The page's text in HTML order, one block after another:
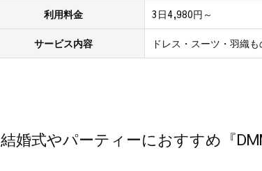
利用料金 3日4,980円～
サービス内容 ドレス・スーツ・羽織
結婚式やパーティーにおすすめ『